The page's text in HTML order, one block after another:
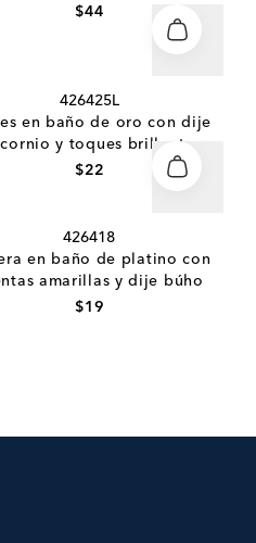
$44
426425L
en baño de oro con dije
y toques brillantes
$22
426418
en baño de platino con
amarillas y dije búho
$19